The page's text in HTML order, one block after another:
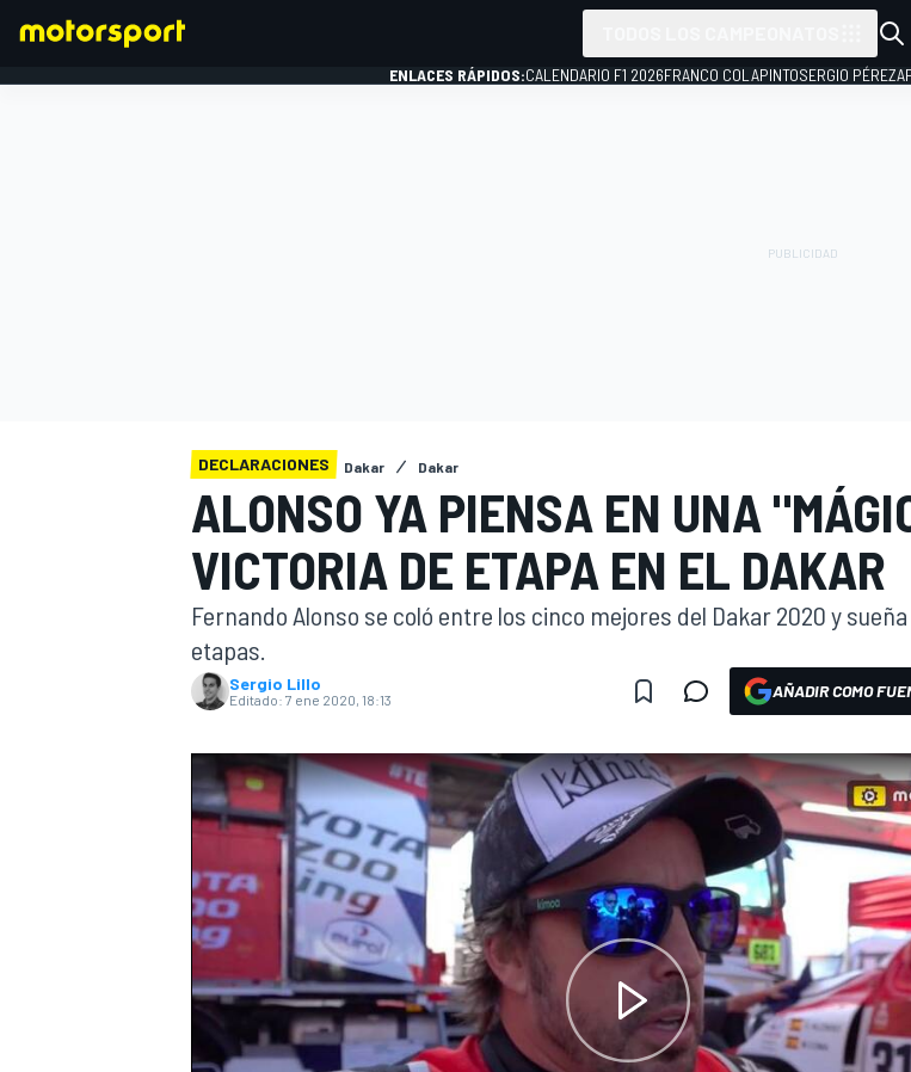
INDYCAR
MOTOGP
ENLACES RÁPIDOS:CALENDARIO F1 2026FRANCO COLAPINTOSERGIO PÉREZ
DECLARACIONES Dakar Dakar
ALONSO YA PIENSA EN UNA
VICTORIA DE ETAPA EN EL DAKAR
Fernando Alonso se coló entre los cinco mejores del Dakar 2020 y
etapas.
Sergio Lillo
Editado: 7 ene 2020, 18:13 AÑADIR COMO